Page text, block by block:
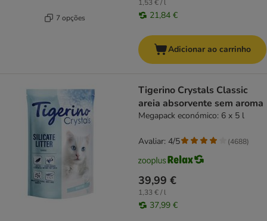
7 opções
1,53 € / l
21,84 €
Adicionar ao carrinho
Tigerino Crystals Classic
areia absorvente sem aroma
Megapack económico: 6 x 5 l
39,99 €
1,33 € / l
37,99 €
Avaliar: 4/5 (4688)